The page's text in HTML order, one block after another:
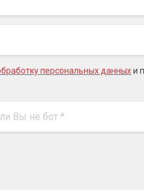
персональных данныхи